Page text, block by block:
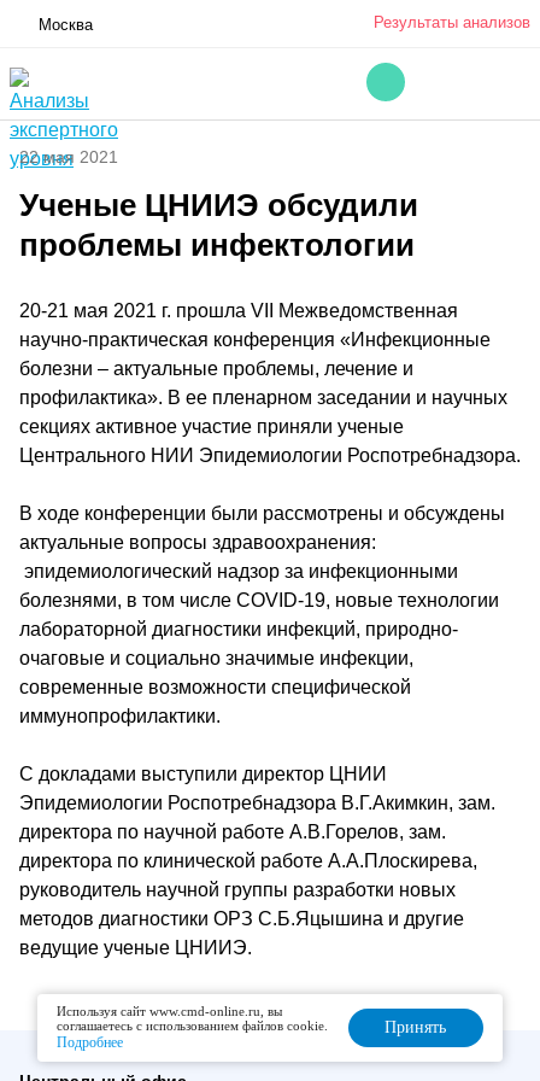
Москва Результаты анализов
22 мая 2021
Ученые ЦНИИЭ обсудили
проблемы инфектологии
20-21 мая 2021 г. прошла VII Межведомственная
научно-практическая конференция «Инфекционные
болезни – актуальные проблемы, лечение и
профилактика». В ее пленарном заседании и научных
секциях активное участие приняли ученые
Центрального НИИ Эпидемиологии Роспотребнадзора.
В ходе конференции были рассмотрены и обсуждены
актуальные вопросы здравоохранения:
эпидемиологический надзор за инфекционными
болезнями, в том числе COVID-19, новые технологии
лабораторной диагностики инфекций, природно-
очаговые и социально значимые инфекции,
современные возможности специфической
иммунопрофилактики.
С докладами выступили директор ЦНИИ
Эпидемиологии Роспотребнадзора В.Г.Акимкин, зам.
директора по научной работе А.В.Горелов, зам.
директора по клинической работе А.А.Плоскирева,
руководитель научной группы разработки новых
методов диагностики ОРЗ С.Б.Яцышина и другие
ведущие ученые ЦНИИЭ.
Используя сайт www.cmd-online.ru, вы
соглашаетесь с использованием файлов cookie.
Подробнее
Принять